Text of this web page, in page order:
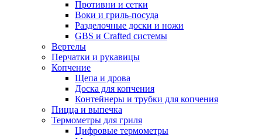
Противни и сетки
Воки и гриль-посуда
Разделочные доски и ножи
GBS и Crafted системы
Вертелы
Перчатки и рукавицы
Копчение
Щепа и дрова
Доска для копчения
Контейнеры и трубки для копчения
Пицца и выпечка
Термометры для гриля
Цифровые термометры